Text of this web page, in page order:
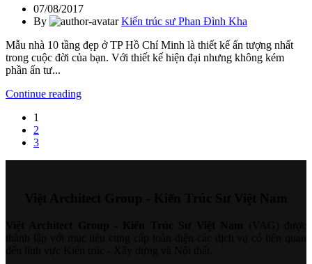
07/08/2017
By
Kiến trúc sư Phan Đình Kha
Mẫu nhà 10 tầng đẹp ở TP Hồ Chí Minh là thiết kế ấn tượng nhất
trong cuộc đời của bạn. Với thiết kế hiện đại nhưng không kém
phần ấn tư...
Continue reading
1
2
3